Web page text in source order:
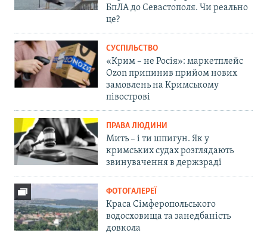
БпЛА до Севастополя. Чи реально
це?
СУСПІЛЬСТВО
«Крим – не Росія»: маркетплейс
Ozon припинив прийом нових
замовлень на Кримському
півострові
ПРАВА ЛЮДИНИ
Мить – і ти шпигун. Як у
кримських судах розглядають
звинувачення в держзраді
ФОТОГАЛЕРЕЇ
Краса Сімферопольського
водосховища та занедбаність
довкола